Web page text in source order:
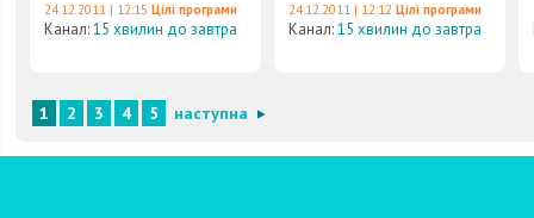
24.12.2011 | 12:15 Цілі програми
Канал:15 хвилин до завтра
24.12.2011 | 12:12 Цілі програми
Канал:15 хвилин до завтра
1 2 3 4 5 наступна